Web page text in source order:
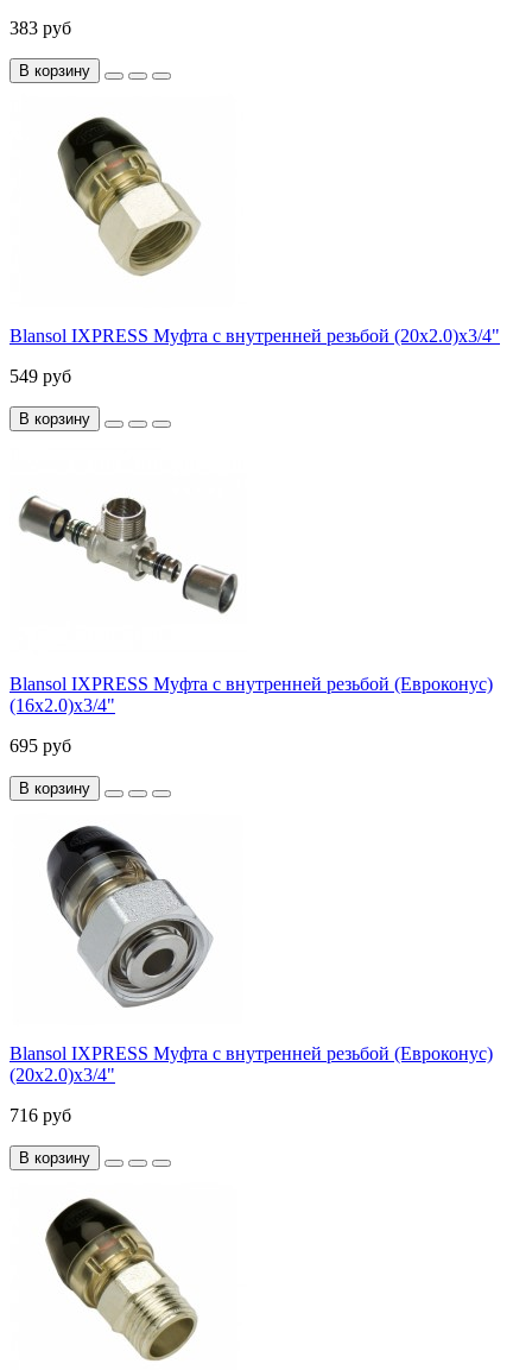
383 руб
В корзину
Blansol IXPRESS Муфта с внутренней резьбой (20х2.0)х3/4"
549 руб
В корзину
Blansol IXPRESS Муфта с внутренней резьбой (Евроконус)
(16х2.0)х3/4"
695 руб
В корзину
Blansol IXPRESS Муфта с внутренней резьбой (Евроконус)
(20х2.0)х3/4"
716 руб
В корзину